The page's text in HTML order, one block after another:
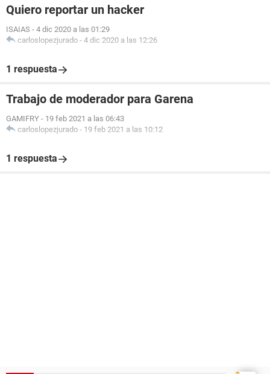
Quiero reportar un hacker
ISAIAS - 4 dic 2020 a las 01:29
carloslopezjurado - 4 dic 2020 a las 12:26
1 respuesta
Trabajo de moderador para Garena
GAMIFRY - 19 feb 2021 a las 06:43
carloslopezjurado - 19 feb 2021 a las 10:12
1 respuesta